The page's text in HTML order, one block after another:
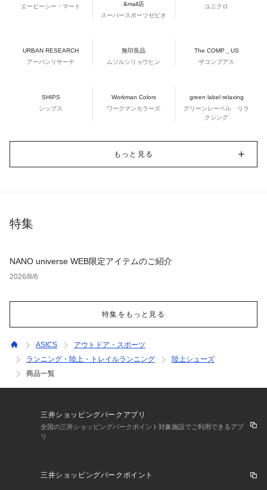
エービーシー・マート
&mall店
スーパースポーツゼビオ
ユニクロ
URBAN RESEARCH
アーバンリサーチ
無印良品
ムジルシリョウヒン
The COMP＿US
ザコンプアス
SHIPS
シップス
Workman Colors
ワークマンカラーズ
green label relaxing
グリーンレーベル リラ
クシング
もっと見る
特集
NANO universe WEB限定アイテムのご紹介
2026/8/6
特集をもっと見る
ASICS
アウトドア・スポーツ
ランニング・陸上・トレイルランニング
陸上シューズ
商品一覧
三井ショッピングパークアプリ
全国の三井ショッピングパークポイント対象施設でご利用できるアプ
リ
三井ショッピングパークポイント